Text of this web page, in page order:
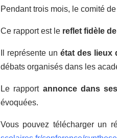
Pendant trois mois, le comité
Ce rapport est le reflet fidèle
Il représente un état des lieux
débats organisés dans les
Le rapport annonce dans
évoquées.
Vous pouvez télécharger un